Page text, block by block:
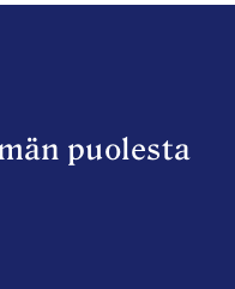
puolesta